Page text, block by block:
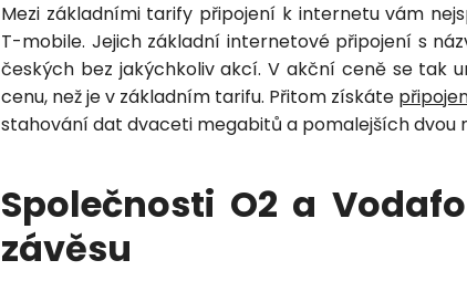
Mezi základními tarify připojení k internetu vám
T-mobile. Jejich základní internetové připojení s
českých bez jakýchkoliv akcí. V akční ceně se tak
cenu, než je v základním tarifu. Přitom získáte
stahování dat dvaceti megabitů a pomalejších dvou
Společnosti O2 a
závěsu